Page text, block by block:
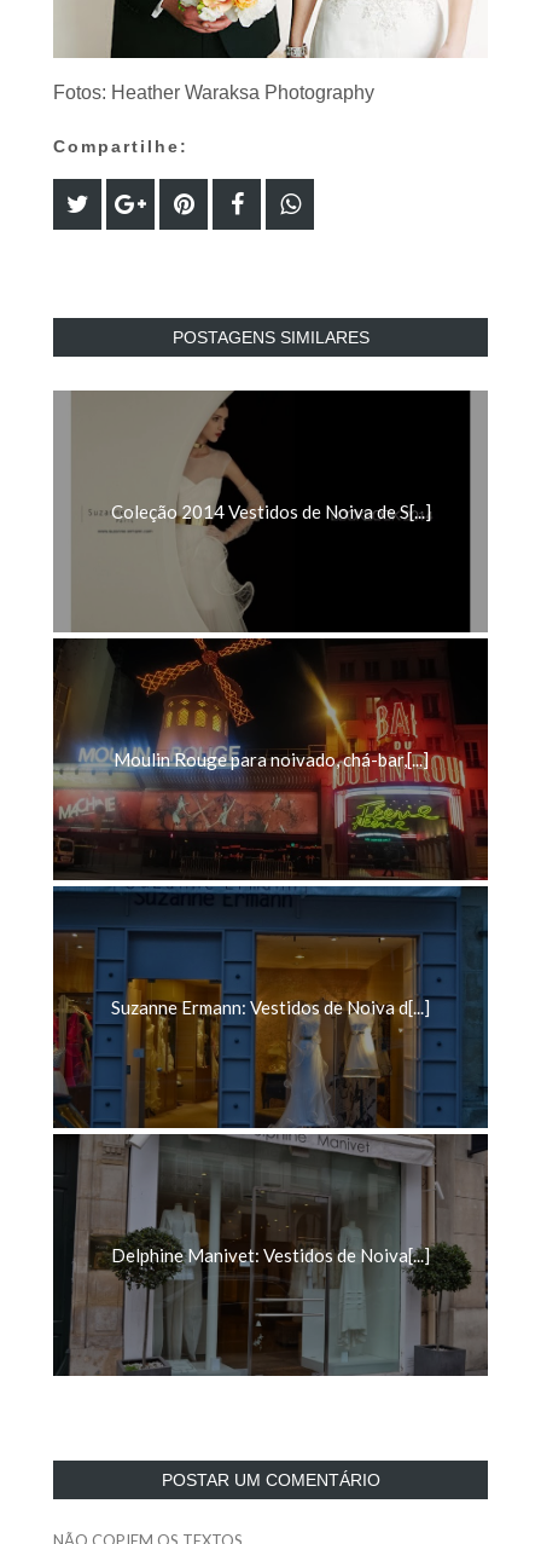
POSTAGENS SIMILARES
Coleção 2014 Vestidos de Noiva de S[...]
Moulin Rouge para noivado, chá-bar,[...]
Suzanne Ermann: Vestidos de Noiva d[...]
Delphine Manivet: Vestidos de Noiva[...]
POSTAR UM COMENTÁRIO
Caso isto seja feito, o meu posicionamento no Google irá cair